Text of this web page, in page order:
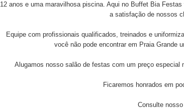
12 anos e uma maravilhosa piscina. Aqui no Buffet Bia
a satisfação de nossos
Equipe com profissionais qualificados, treinados e
você não pode encontrar em Praia Grande
Alugamos nosso salão de festas com um preço
Ficaremos honrados em
Consulte